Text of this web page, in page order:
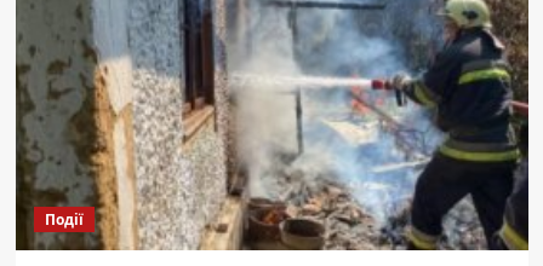
Події